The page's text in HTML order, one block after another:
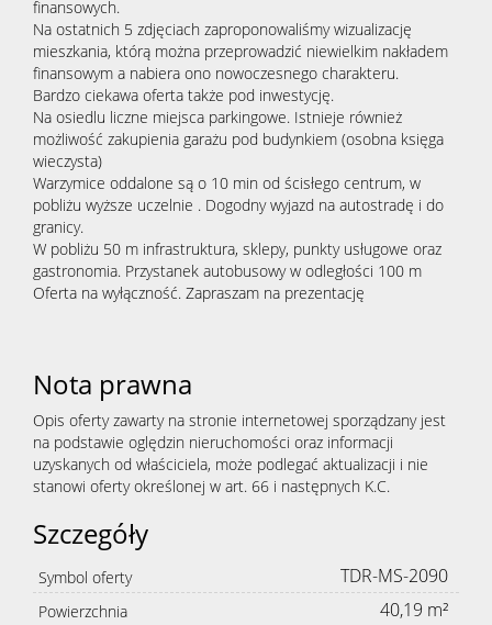
finansowych.
Na ostatnich 5 zdjęciach zaproponowaliśmy wizualizację
mieszkania, którą można przeprowadzić niewielkim nakładem
finansowym a nabiera ono nowoczesnego charakteru.
Bardzo ciekawa oferta także pod inwestycję.
Na osiedlu liczne miejsca parkingowe. Istnieje również
możliwość zakupienia garażu pod budynkiem (osobna księga
wieczysta)
Warzymice oddalone są o 10 min od ścisłego centrum, w
pobliżu wyższe uczelnie . Dogodny wyjazd na autostradę i do
granicy.
W pobliżu 50 m infrastruktura, sklepy, punkty usługowe oraz
gastronomia. Przystanek autobusowy w odległości 100 m
Oferta na wyłączność. Zapraszam na prezentację
Nota prawna
Opis oferty zawarty na stronie internetowej sporządzany jest
na podstawie oględzin nieruchomości oraz informacji
uzyskanych od właściciela, może podlegać aktualizacji i nie
stanowi oferty określonej w art. 66 i następnych K.C.
Szczegóły
Symbol oferty TDR-MS-2090
Powierzchnia 40,19 m²